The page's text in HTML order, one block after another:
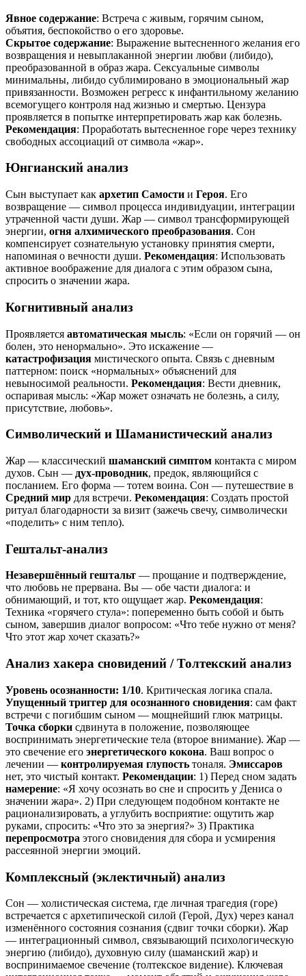
Явное содержание: Встреча с живым, горячим сыном,
объятия, беспокойство о его здоровье.
Скрытое содержание: Выражение вытесненного желания его
возвращения и невыплаканной энергии любви (либидо),
преобразованной в образ жара. Сексуальные символы
минимальны, либидо сублимировано в эмоциональный жар
привязанности. Возможен регресс к инфантильному желанию
всемогущего контроля над жизнью и смертью. Цензура
проявляется в попытке интерпретировать жар как болезнь.
Рекомендация: Проработать вытесненное горе через технику
свободных ассоциаций от символа «жар».
Юнгианский анализ
Сын выступает как архетип Самости и Героя. Его
возвращение — символ процесса индивидуации, интеграции
утраченной части души. Жар — символ трансформирующей
энергии, огня алхимического преобразования. Сон
компенсирует сознательную установку принятия смерти,
напоминая о вечности души. Рекомендация: Использовать
активное воображение для диалога с этим образом сына,
спросить о значении жара.
Когнитивный анализ
Проявляется автоматическая мысль: «Если он горячий — он
болен, это ненормально». Это искажение —
катастрофизация мистического опыта. Связь с дневным
паттерном: поиск «нормальных» объяснений для
невыносимой реальности. Рекомендация: Вести дневник,
оспаривая мысль: «Жар может означать не болезнь, а силу,
присутствие, любовь».
Символический и Шаманистический анализ
Жар — классический шаманский симптом контакта с миром
духов. Сын — дух-проводник, предок, являющийся с
посланием. Его форма — тотем воина. Сон — путешествие в
Средний мир для встречи. Рекомендация: Создать простой
ритуал благодарности за визит (зажечь свечу, символически
«поделить» с ним тепло).
Гештальт-анализ
Незавершённый гештальт — прощание и подтверждение,
что любовь не прервана. Вы — обе части диалога: и
обнимающий, и тот, кто ощущает жар. Рекомендация:
Техника «горячего стула»: попеременно быть собой и быть
сыном, завершив диалог вопросом: «Что тебе нужно от меня?
Что этот жар хочет сказать?»
Анализ хакера сновидений / Толтекский анализ
Уровень осознанности: 1/10. Критическая логика спала.
Упущенный триггер для осознанного сновидения: сам факт
встречи с погибшим сыном — мощнейший глюк матрицы.
Точка сборки сдвинута в положение, позволяющее
воспринимать энергетические тела (второе внимание). Жар —
это свечение его энергетического кокона. Ваш вопрос о
лечении — контролируемая глупость тоналя. Эмиссаров
нет, это чистый контакт. Рекомендации: 1) Перед сном задать
намерение: «Я хочу осознать во сне и спросить у Дениса о
значении жара». 2) При следующем подобном контакте не
рационализировать, а углубить восприятие: ощутить жар
руками, спросить: «Что это за энергия?» 3) Практика
перепросмотра этого сновидения для сбора и усмирения
рассеянной энергии эмоций.
Комплексный (эклектичный) анализ
Сон — холистическая система, где личная трагедия (горе)
встречается с архетипической силой (Герой, Дух) через канал
изменённого состояния сознания (сдвиг точки сборки). Жар
— интеграционный символ, связывающий психологическую
энергию (либидо), духовную силу (шаманский жар) и
воспринимаемое свечение (толтекское видение). Ключевая